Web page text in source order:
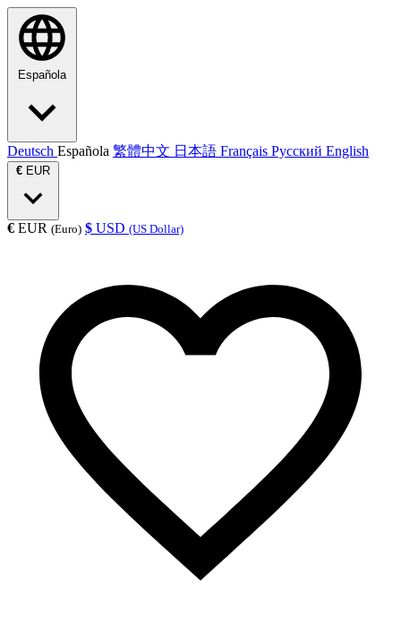
Española
Deutsch Española 繁體中文 日本語 Français Русский English
€ EUR
€ EUR (Euro) $ USD (US Dollar)